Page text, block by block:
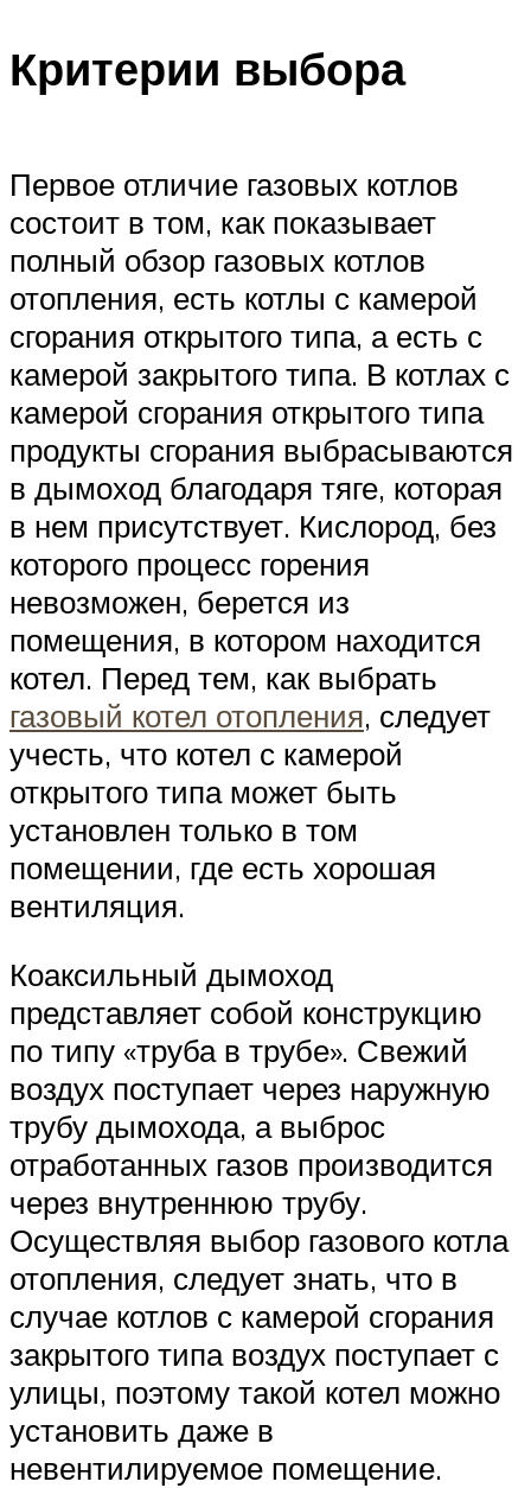
Критерии выбора
Первое отличие газовых котлов
состоит в том, как показывает
полный обзор газовых котлов
отопления, есть котлы с камерой
сгорания открытого типа, а есть с
камерой закрытого типа. В котлах с
камерой сгорания открытого типа
продукты сгорания выбрасываются
в дымоход благодаря тяге, которая
в нем присутствует. Кислород, без
которого процесс горения
невозможен, берется из
помещения, в котором находится
котел. Перед тем, как выбрать
газовый котел отопления, следует
учесть, что котел с камерой
открытого типа может быть
установлен только в том
помещении, где есть хорошая
вентиляция.
Коаксильный дымоход
представляет собой конструкцию
по типу «труба в трубе». Свежий
воздух поступает через наружную
трубу дымохода, а выброс
отработанных газов производится
через внутреннюю трубу.
Осуществляя выбор газового котла
отопления, следует знать, что в
случае котлов с камерой сгорания
закрытого типа воздух поступает с
улицы, поэтому такой котел можно
установить даже в
невентилируемое помещение.